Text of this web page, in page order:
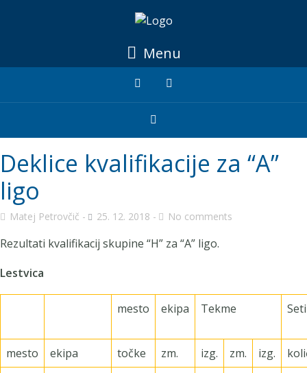
Menu
Deklice kvalifikacije za “A”
ligo
Matej Petrovčič 25. 12. 2018 No comments
Rezultati kvalifikacij skupine “H” za “A” ligo.
Lestvica
mesto ekipa Tekme Seti
mesto ekipa točke zm. izg. zm. izg.